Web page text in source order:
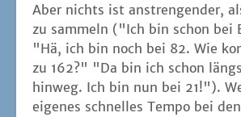
Aber nichts ist anstren­gen­der,
zu sam­meln ("Ich bin schon bei
"Hä, ich bin noch bei 82. Wie
zu 162?" "Da bin ich schon
hin­weg. Ich bin nun bei 21!").
eige­nes schnel­les Tem­po bei